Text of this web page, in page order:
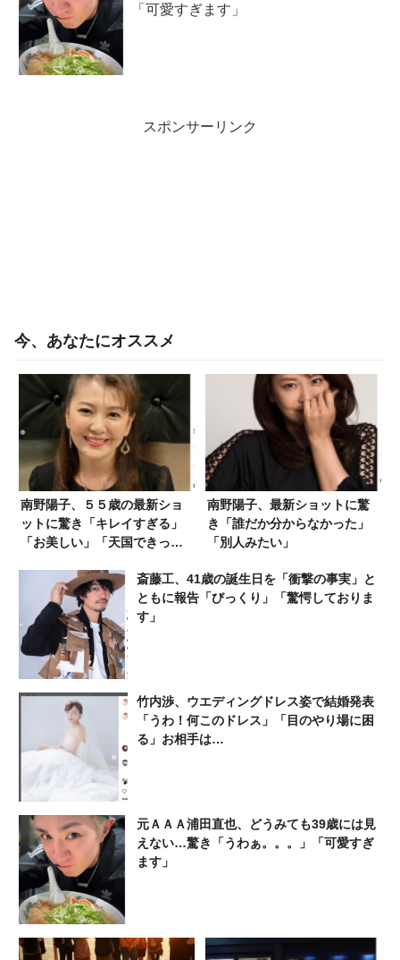
「可愛すぎます」
スポンサーリンク
今、あなたにオススメ
南野陽子、５５歳の最新ショ
ットに驚き「キレイすぎる」
「お美しい」「天国できっと
南野陽子、最新ショットに驚
き「誰だか分からなかった」
「別人みたい」
斎藤工、41歳の誕生日を「衝撃の事実」と
ともに報告「びっくり」「驚愕しておりま
す」
竹内渉、ウエディングドレス姿で結婚発表
「うわ！何このドレス」「目のやり場に困
る」お相手は…
元ＡＡＡ浦田直也、どうみても39歳には見
えない…驚き「うわぁ。。。」「可愛すぎ
ます」